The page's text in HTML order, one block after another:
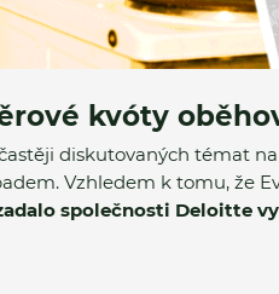
kvóty
diskutovaných témat
Vzhledem k tomu, že
společnosti Deloitte